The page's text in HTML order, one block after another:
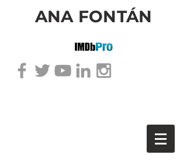
ANA FONTÁN